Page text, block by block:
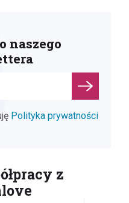
naszego
Polityka prywatności
z